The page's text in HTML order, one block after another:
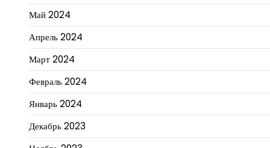
Май 2024
Апрель 2024
Март 2024
Февраль 2024
Январь 2024
Декабрь 2023